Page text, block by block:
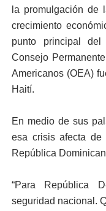
la promulgación de
crecimiento
punto principal
Consejo
Americanos (OEA)
Haití.
En medio de sus
esa crisis afecta de
República
“Para República
seguridad nacional.